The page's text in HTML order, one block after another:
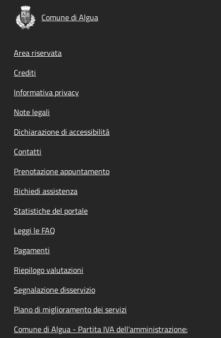
Comune di Algua
Footer menu
Area riservata
Crediti
Informativa privacy
Note legali
Dichiarazione di accessibilità
Contatti
Prenotazione appuntamento
Richiedi assistenza
Statistiche del portale
Leggi le FAQ
Pagamenti
Riepilogo valutazioni
Segnalazione disservizio
Piano di miglioramento dei servizi
Comune di Algua - Partita IVA dell'amministrazione: